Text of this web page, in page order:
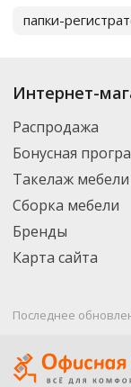
папки-
Интернет-
Распродажа
Бонусная
Такелаж
Сборка мебели
Бренды
Карта сайта
Последнее